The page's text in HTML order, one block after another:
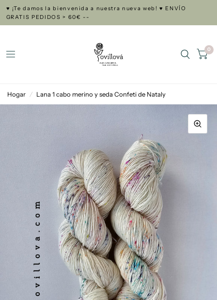
♥ ¡Te damos la bienvenida a nuestra nueva web! ♥ ENVÍO
GRATIS PEDIDOS > 60€ --
0
Hogar / Lana 1 cabo merino y seda Confeti de Nataly